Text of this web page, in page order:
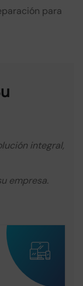
para
integral,
empresa.